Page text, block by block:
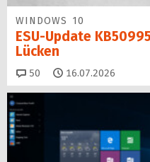
WINDOWS 10
ESU-Update
Lücken
50 Kommentare
16.07.2026